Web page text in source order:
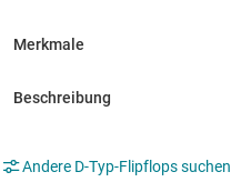
Andere D-Typ-Flipflops suchen